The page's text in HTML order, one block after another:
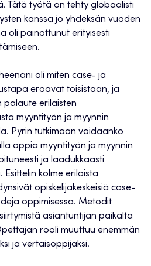
Tätä työtä on tehty globaalisti
kanssa jo yhdeksän vuoden
oli painottunut erityisesti
oli miten case- ja
eroavat toisistaan, ja
palaute erilaisten
myyntityön ja myynnin
Pyrin tutkimaan voidaanko
oppia myyntityön ja myynnin
ja laadukkaasti
Esittelin kolme erilaista
opiskelijakeskeisiä case-
oppimisessa. Metodit
asiantuntijan paikalta
rooli muuttuu enemmän
ja vertaisoppijaksi.